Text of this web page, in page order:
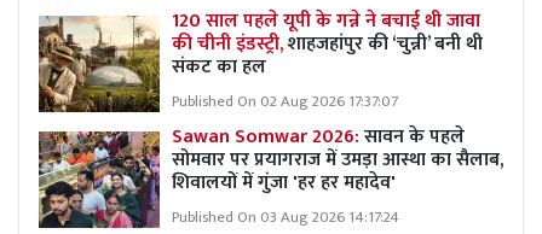
120 साल पहले यूपी के गन्ने ने बचाई थी जावा
की चीनी इंडस्ट्री,शाहजहांपुर की ‘चुन्नी’ बनी थी
संकट का हल
Published On 02 Aug 2026 17:37:07
Sawan Somwar 2026:सावन के पहले
सोमवार पर प्रयागराज में उमड़ा आस्था का सैलाब,
शिवालयों में गुंजा 'हर हर महादेव'
Published On 03 Aug 2026 14:17:24